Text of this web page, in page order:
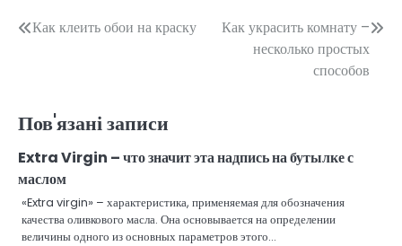
Навігація
Как клеить обои на краску
Как украсить комнату –
несколько простых
способов
Пов'язані записи
Extra Virgin – что значит эта надпись на бутылке с
маслом
«Extra virgin» – характеристика, применяемая для обозначения
качества оливкового масла. Она основывается на определении
величины одного из основных параметров этого…